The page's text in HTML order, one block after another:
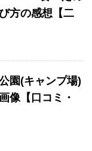
方の感想【二
園(キャンプ場)
像【口コミ・